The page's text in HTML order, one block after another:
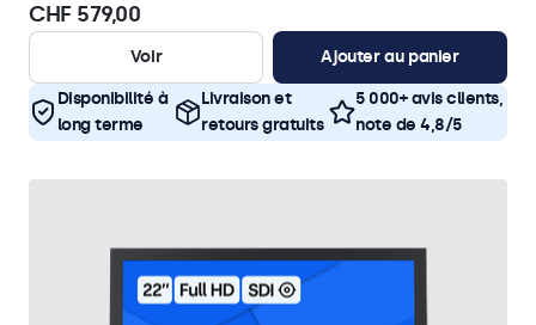
CHF 579,00
Voir Ajouter au panier
Disponibilité à
long terme
Livraison et
retours gratuits
5 000+ avis clients,
note de 4,8/5